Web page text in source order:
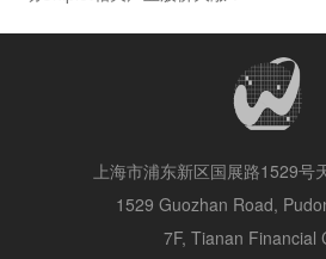
上海市浦东新区国展路1529号
1529 Guozhan Road,
7F, Tianan Financial